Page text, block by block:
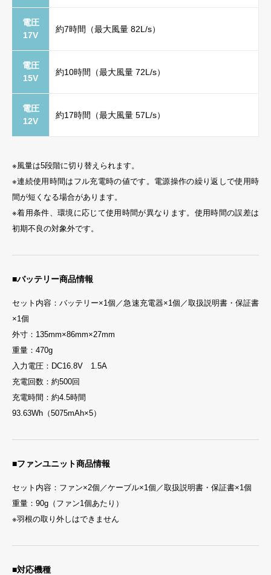
電圧
17V
約7時間（最大風量 82L/s）
電圧
15V
約10時間（最大風量 72L/s）
電圧
12V
約17時間（最大風量 57L/s）
※風量は5段階に切り替えられます。
※連続使用時間はフル充電時の値です。電源操作の繰り返しで使用時
間が短くなる場合があります。
※着用条件、環境に応じて使用時間が異なります。使用時間の誤差は
初期不良の対象外です。
■バッテリー商品情報
セット内容：バッテリー×1個／急速充電器×1個／取扱説明書・保証書
×1個
外寸：135mm×86mm×27mm
重量：470g
入力電圧：DC16.8V 1.5A
充電回数：約500回
充電時間：約4.5時間
93.63Wh（5075mAh×5）
■ファンユニット商品情報
セット内容：ファン×2個／ケーブル×1個／取扱説明書・保証書×1個
重量：90g（ファン1個あたり）
※羽根の取り外しはできません
■対応機種